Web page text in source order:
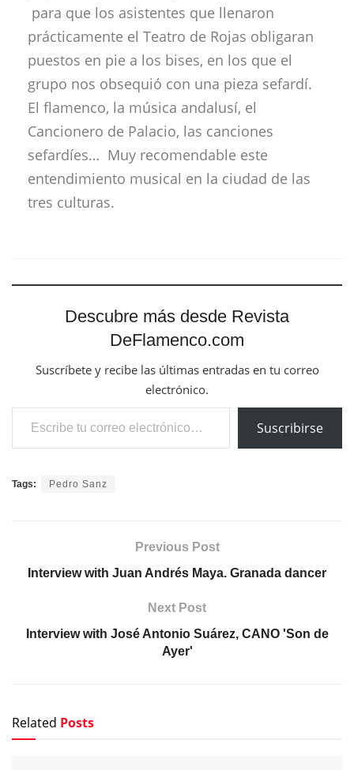
para que los asistentes que llenaron
prácticamente el Teatro de Rojas obligaran
puestos en pie a los bises, en los que el
grupo nos obsequió con una pieza sefardí.
El flamenco, la música andalusí, el
Cancionero de Palacio, las canciones
sefardíes… Muy recomendable este
entendimiento musical en la ciudad de las
tres culturas.
Descubre más desde Revista
DeFlamenco.com
Suscríbete y recibe las últimas entradas en tu correo
electrónico.
Escribe tu correo electrónico…
Suscribirse
Tags: Pedro Sanz
Previous Post
Interview with Juan Andrés Maya. Granada dancer
Next Post
Interview with José Antonio Suárez, CANO 'Son de
Ayer'
Related Posts